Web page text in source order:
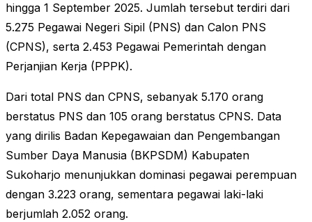
hingga 1 September 2025. Jumlah tersebut terdiri dari
5.275 Pegawai Negeri Sipil (PNS) dan Calon PNS
(CPNS), serta 2.453 Pegawai Pemerintah dengan
Perjanjian Kerja (PPPK).
Dari total PNS dan CPNS, sebanyak 5.170 orang
berstatus PNS dan 105 orang berstatus CPNS. Data
yang dirilis Badan Kepegawaian dan Pengembangan
Sumber Daya Manusia (BKPSDM) Kabupaten
Sukoharjo menunjukkan dominasi pegawai perempuan
dengan 3.223 orang, sementara pegawai laki-laki
berjumlah 2.052 orang.